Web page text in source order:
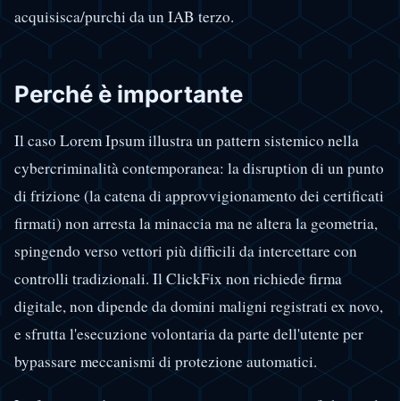
acquisisca/purchi da un IAB terzo.
Perché è importante
Il caso Lorem Ipsum illustra un pattern sistemico nella
cybercriminalità contemporanea: la disruption di un punto
di frizione (la catena di approvvigionamento dei certificati
firmati) non arresta la minaccia ma ne altera la geometria,
spingendo verso vettori più difficili da intercettare con
controlli tradizionali. Il ClickFix non richiede firma
digitale, non dipende da domini maligni registrati ex novo,
e sfrutta l'esecuzione volontaria da parte dell'utente per
bypassare meccanismi di protezione automatici.